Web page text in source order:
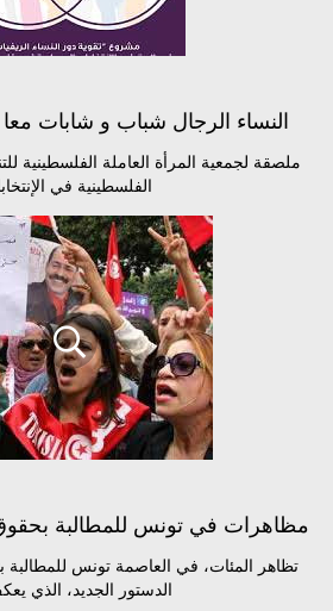
النساء الرجال شباب و شابات
ملصقة لجمعية المرأة العاملة الفلسطينية
الفلسطينية في
مظاهرات في تونس للمطالبة
تظاهر المئات، في العاصمة تونس
الدستور الجديد، الذي